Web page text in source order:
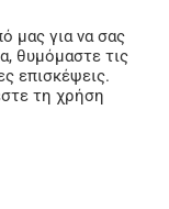
μας για να σας
θυμόμαστε τις
επισκέψεις.
τη χρήση